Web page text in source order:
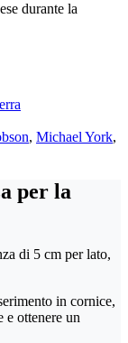
durante la
, Michael York,
per la
di 5 cm per lato,
in cornice,
e ottenere un